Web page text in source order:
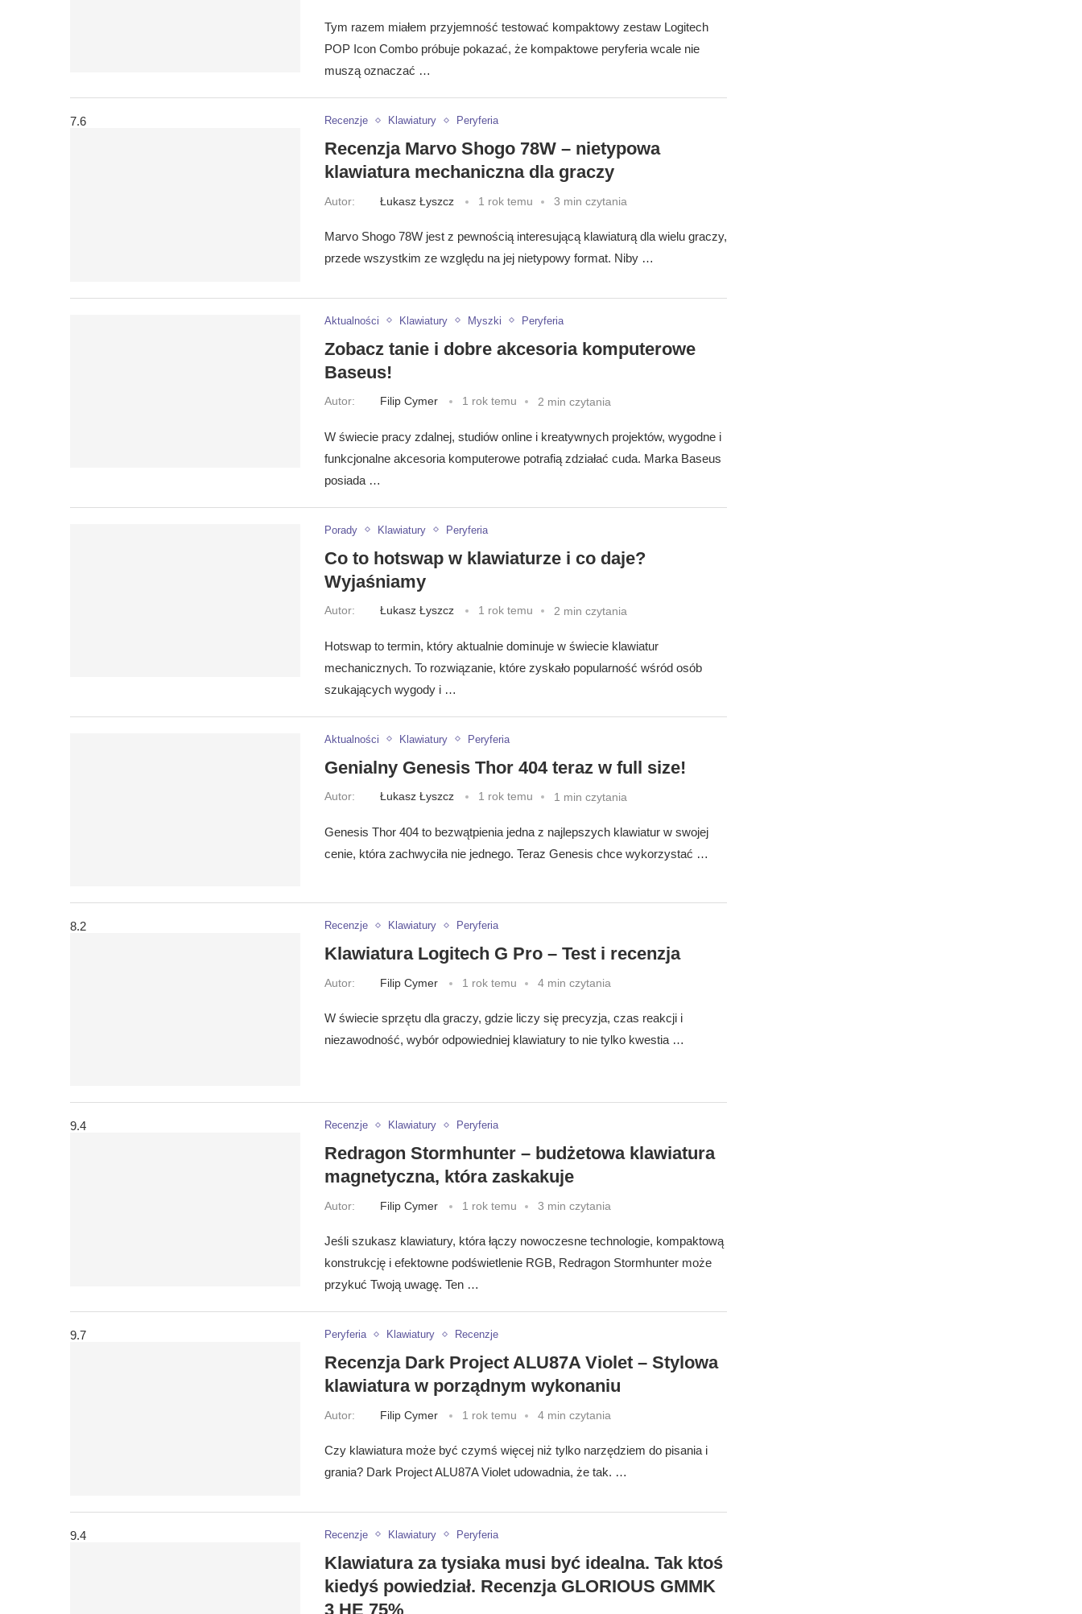
Tym razem miałem przyjemność testować kompaktowy zestaw Logitech
POP Icon Combo próbuje pokazać, że kompaktowe peryferia wcale nie
muszą oznaczać …
7.6 Recenzje Klawiatury Peryferia
Recenzja Marvo Shogo 78W – nietypowa
klawiatura mechaniczna dla graczy
Autor: Łukasz Łyszcz 1 rok temu 3 min czytania
Marvo Shogo 78W jest z pewnością interesującą klawiaturą dla wielu graczy,
przede wszystkim ze względu na jej nietypowy format. Niby …
Aktualności Klawiatury Myszki Peryferia
Zobacz tanie i dobre akcesoria komputerowe
Baseus!
Autor: Filip Cymer 1 rok temu 2 min czytania
W świecie pracy zdalnej, studiów online i kreatywnych projektów, wygodne i
funkcjonalne akcesoria komputerowe potrafią zdziałać cuda. Marka Baseus
posiada …
Porady Klawiatury Peryferia
Co to hotswap w klawiaturze i co daje?
Wyjaśniamy
Autor: Łukasz Łyszcz 1 rok temu 2 min czytania
Hotswap to termin, który aktualnie dominuje w świecie klawiatur
mechanicznych. To rozwiązanie, które zyskało popularność wśród osób
szukających wygody i …
Aktualności Klawiatury Peryferia
Genialny Genesis Thor 404 teraz w full size!
Autor: Łukasz Łyszcz 1 rok temu 1 min czytania
Genesis Thor 404 to bezwątpienia jedna z najlepszych klawiatur w swojej
cenie, która zachwyciła nie jednego. Teraz Genesis chce wykorzystać …
8.2 Recenzje Klawiatury Peryferia
Klawiatura Logitech G Pro – Test i recenzja
Autor: Filip Cymer 1 rok temu 4 min czytania
W świecie sprzętu dla graczy, gdzie liczy się precyzja, czas reakcji i
niezawodność, wybór odpowiedniej klawiatury to nie tylko kwestia …
9.4 Recenzje Klawiatury Peryferia
Redragon Stormhunter – budżetowa klawiatura
magnetyczna, która zaskakuje
Autor: Filip Cymer 1 rok temu 3 min czytania
Jeśli szukasz klawiatury, która łączy nowoczesne technologie, kompaktową
konstrukcję i efektowne podświetlenie RGB, Redragon Stormhunter może
przykuć Twoją uwagę. Ten …
9.7 Peryferia Klawiatury Recenzje
Recenzja Dark Project ALU87A Violet – Stylowa
klawiatura w porządnym wykonaniu
Autor: Filip Cymer 1 rok temu 4 min czytania
Czy klawiatura może być czymś więcej niż tylko narzędziem do pisania i
grania? Dark Project ALU87A Violet udowadnia, że tak. …
9.4 Recenzje Klawiatury Peryferia
Klawiatura za tysiaka musi być idealna. Tak ktoś
kiedyś powiedział. Recenzja GLORIOUS GMMK
3 HE 75%